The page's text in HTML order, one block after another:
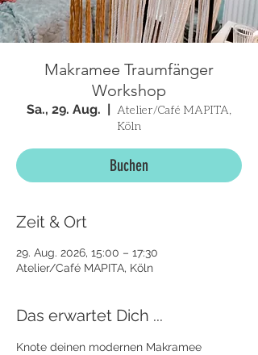
Makramee Traumfänger
Workshop
Sa., 29. Aug.
  |
Atelier/Café MAPITA,
Köln
Buchen
Zeit & Ort
29. Aug. 2026, 15:00 – 17:30
Atelier/Café MAPITA, Köln
Das erwartet Dich ...
Knote deinen modernen Makramee